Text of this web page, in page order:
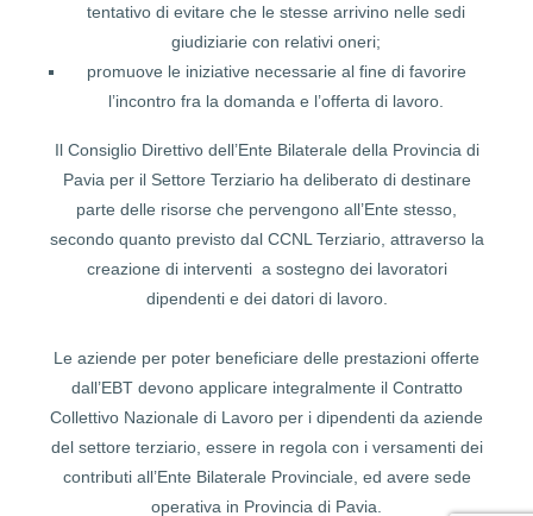
tentativo di evitare che le stesse arrivino nelle sedi
giudiziarie con relativi oneri;
promuove le iniziative necessarie al fine di favorire
l’incontro fra la domanda e l’offerta di lavoro.
Il Consiglio Direttivo dell’Ente Bilaterale della Provincia di
Pavia per il Settore Terziario ha deliberato di destinare
parte delle risorse che pervengono all’Ente stesso,
secondo quanto previsto dal CCNL Terziario, attraverso la
creazione di interventi a sostegno dei lavoratori
dipendenti e dei datori di lavoro.
Le aziende per poter beneficiare delle prestazioni offerte
dall’EBT devono applicare integralmente il Contratto
Collettivo Nazionale di Lavoro per i dipendenti da aziende
del settore terziario, essere in regola con i versamenti dei
contributi all’Ente Bilaterale Provinciale, ed avere sede
operativa in Provincia di Pavia.